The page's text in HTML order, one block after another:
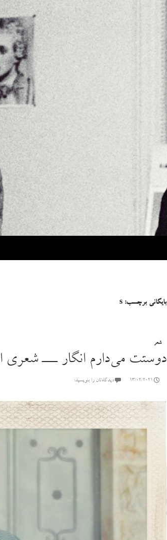
بایگانی برچسب: s
شعر
دوستت می‌دارم انگار ـــ
13/02/2021 دیدگاه‌تان را بنویسید: